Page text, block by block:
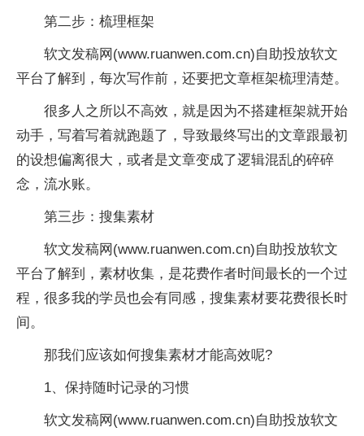
第二步：梳理框架
软文发稿网(www.ruanwen.com.cn)自助投放软文
平台了解到，每次写作前，还要把文章框架梳理清楚。
很多人之所以不高效，就是因为不搭建框架就开始
动手，写着写着就跑题了，导致最终写出的文章跟最初
的设想偏离很大，或者是文章变成了逻辑混乱的碎碎
念，流水账。
第三步：搜集素材
软文发稿网(www.ruanwen.com.cn)自助投放软文
平台了解到，素材收集，是花费作者时间最长的一个过
程，很多我的学员也会有同感，搜集素材要花费很长时
间。
那我们应该如何搜集素材才能高效呢?
1、保持随时记录的习惯
软文发稿网(www.ruanwen.com.cn)自助投放软文